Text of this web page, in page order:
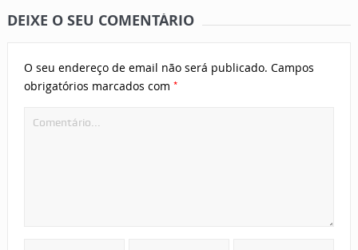
DEIXE O SEU COMENTÁRIO
O seu endereço de email não será publicado. Campos
obrigatórios marcados com *